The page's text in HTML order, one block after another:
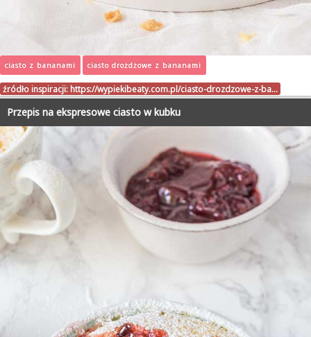
ciasto z bananami ciasto drożdżowe z bananami
źródło inspiracji: https://wypiekibeaty.com.pl/ciasto-drozdzowe-z-ba…
Przepis na ekspresowe ciasto w kubku